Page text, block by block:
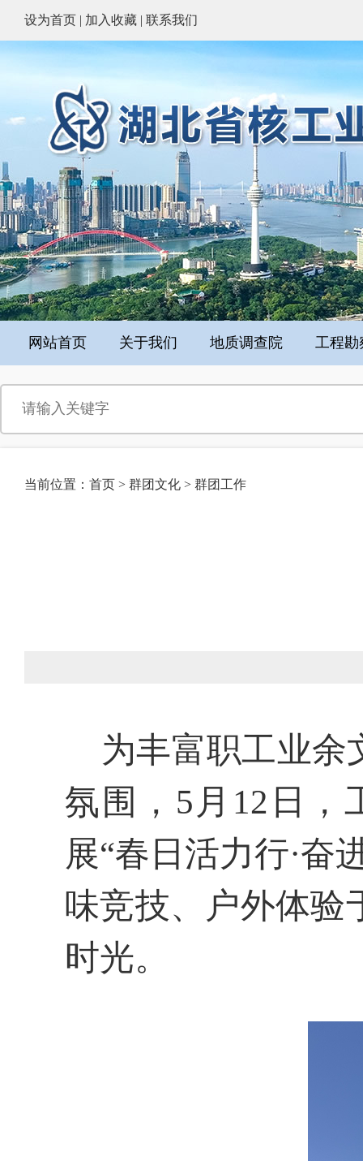
设为首页 | 加入收藏 | 联系我们
网站首页 关于我们 地质调查院 工程勘
当前位置： 首页 > 群团文化 > 群团工作
为丰富职工业余
氛围， 5 月 12 日，
展“春日活力行·奋
味竞技、户外体验
时光。